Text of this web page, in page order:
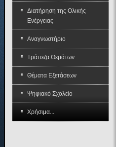
Διατήρηση της Ολικής
Ενέργειας
Αναγνωστήριο
Τράπεζα Θεμάτων
Θέματα Εξετάσεων
Ψηφιακό Σχολείο
Χρήσιμα...